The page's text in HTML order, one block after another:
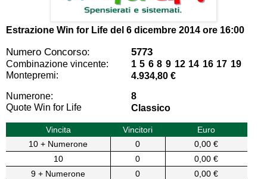
Estrazione Win for Life del 6 dicembre 2014 ore 16:00
Numero Concorso: 5773
Combinazione vincente:
1 5 6 8 9 12 14 16 17 19
Montepremi:
4.934,80 €
Numerone:
8
Quote Win for Life
Classico
Vincita Vincitori
Euro
10 + Numerone
0
0,00 €
10
0
0,00 €
9 + Numerone
0
0,00 €